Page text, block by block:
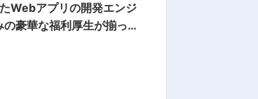
Webアプリの開発エンジ
・パソナグループの運営